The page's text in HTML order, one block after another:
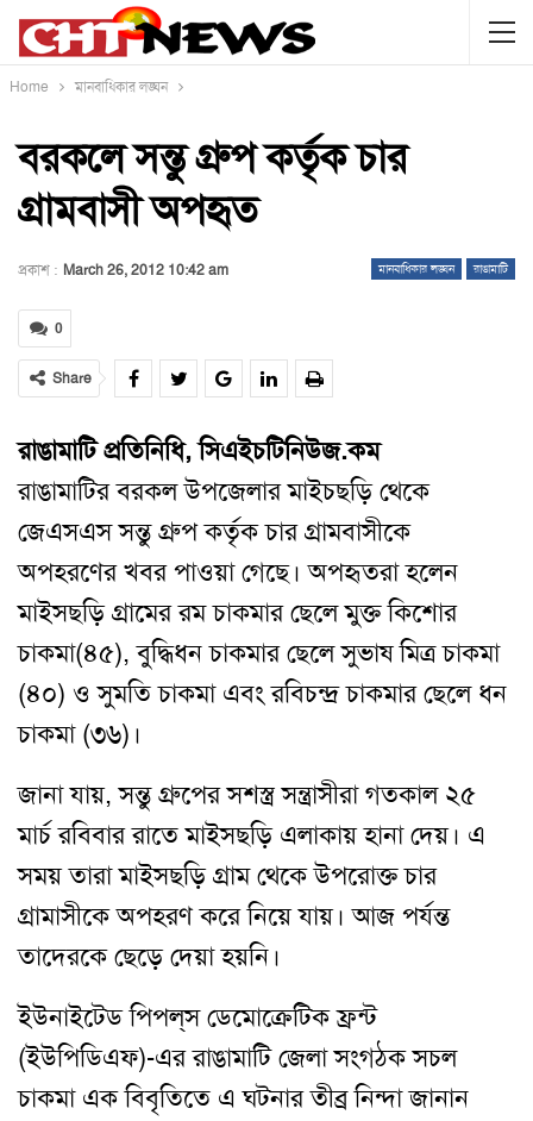
Home মানবাধিকার লঙ্ঘন
বরকলে সন্তু গ্রুপ কর্তৃক চার
গ্রামবাসী অপহৃত
মানবাধিকার লঙ্ঘন রাঙামাটি
প্রকাশ : March 26, 2012 10:42 am
0
Share
রাঙামাটি প্রতিনিধি,সিএইচটিনিউজ.কম
রাঙামাটির বরকল উপজেলার মাইচছড়ি থেকে
জেএসএস সন্তু গ্রুপ কর্তৃক চার গ্রামবাসীকে
অপহরণের খবর পাওয়া গেছে।অপহৃতরা হলেন
মাইসছড়ি গ্রামের রম চাকমার ছেলে মুক্ত কিশোর
চাকমা(৪৫),বুদ্ধিধন চাকমার ছেলে সুভাষ মিত্র চাকমা
(৪০) ও সুমতি চাকমা এবং রবিচন্দ্র চাকমার ছেলে ধন
চাকমা (৩৬) ।
জানা যায়,সন্তু গ্রুপের সশস্ত্র সন্ত্রাসীরা গতকাল ২৫
মার্চ রবিবার রাতে মাইসছড়ি এলাকায় হানা দেয়। এ
সময় তারা মাইসছড়ি গ্রাম থেকে উপরোক্ত চার
গ্রামাসীকে অপহরণ করে নিয়ে যায়।আজ পর্যন্ত
তাদেরকে ছেড়ে দেয়া হয়নি।
ইউনাইটেড পিপল্‌স ডেমোক্রেটিক ফ্রন্ট
(ইউপিডিএফ)-এর রাঙামাটি জেলা সংগঠক সচল
চাকমা এক বিবৃতিতে এ ঘটনার তীব্র নিন্দা জানান